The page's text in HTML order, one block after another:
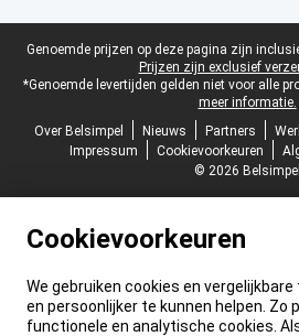
Juridische voettekst
Genoemde prijzen op deze pagina zijn
Prijzen zijn exclusief
*Genoemde levertijden gelden niet voor alle
meer informatie.
Over Belsimpel
Nieuws Partners
Impressum
Cookievoorkeuren
© 2026 Belsimpel
Cookievoorkeuren
We gebruiken cookies en
en persoonlijker te kunnen helpen. Zo
functionele en analytische cookies.